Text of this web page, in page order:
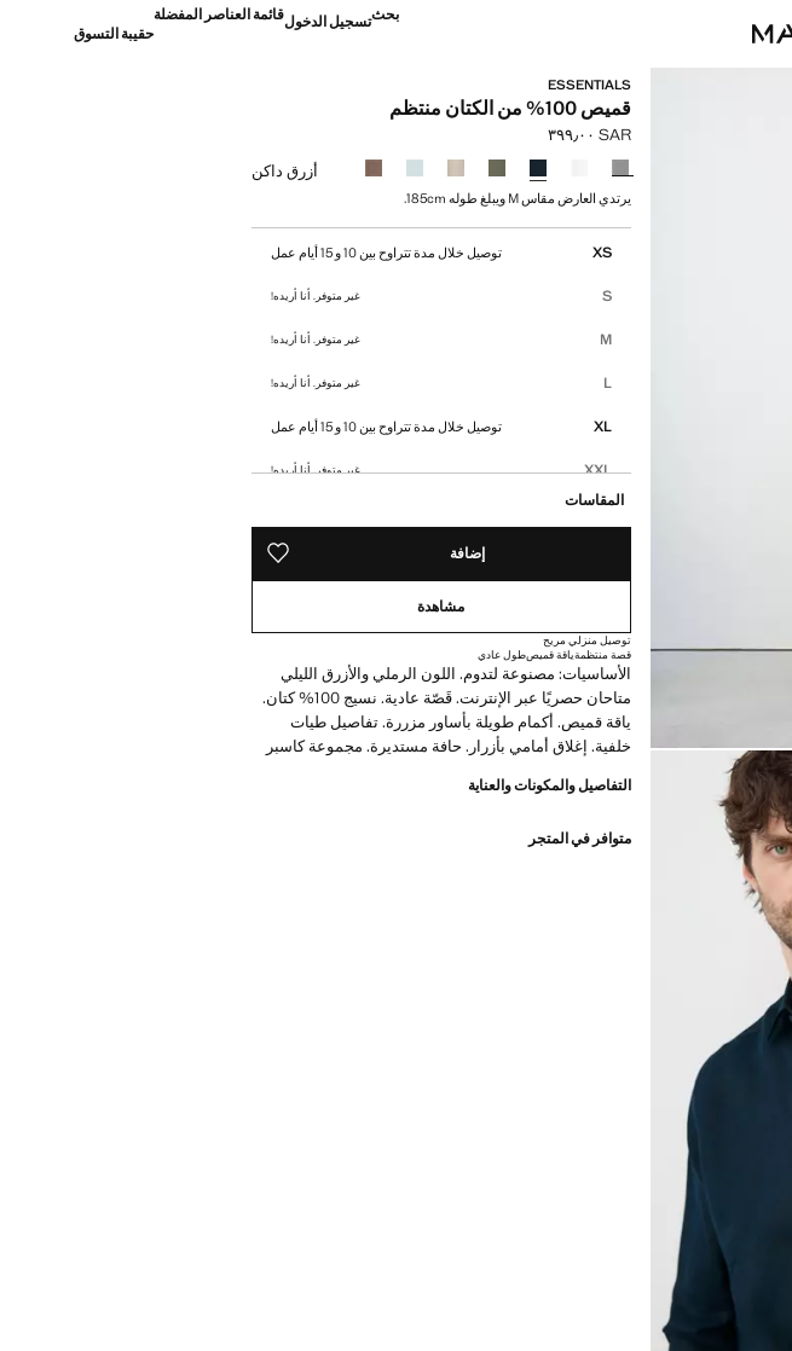
بحثتسجيل الدخولقائمة العناصر المفضلة
حقيبة التسوق
ESSENTIALS
قميص 100% من الكتان منتظم
السعر الحالي [SAR ٣٩٩٫٠٠ ]
SAR ٣٩٩٫٠٠
حدد اللون
أزرق داكن
يرتدي العارض مقاس M ويبلغ طوله 185cm.
XS توصيل خلال مدة تتراوح بين 10 و 15 أيام عمل
S غير متوفر. أنا أريده!
M غير متوفر. أنا أريده!
L غير متوفر. أنا أريده!
XL توصيل خلال مدة تتراوح بين 10 و 15 أيام عمل
XXL غير متوفر. أنا أريده!
المقاسات
إضافة حفظه في قائمة منتجاتك المفضلة
مشاهدة
توصيل منزلي مريح
قصة منتظمةياقة قميصطول عادي
الأساسيات: مصنوعة لتدوم. اللون الرملي والأزرق الليلي
متاحان حصريًا عبر الإنترنت. قَصّة عادية. نسيج 100% كتان.
ياقة قميص. أكمام طويلة بأساور مزررة. تفاصيل طيات
خلفية. إغلاق أمامي بأزرار. حافة مستديرة. مجموعة كاسبر
بإضافة اختبارات جديدة للمتانة إلى ملابسنا. مصممة بعناية
التفاصيل والمكونات والعناية
متوافر في المتجر